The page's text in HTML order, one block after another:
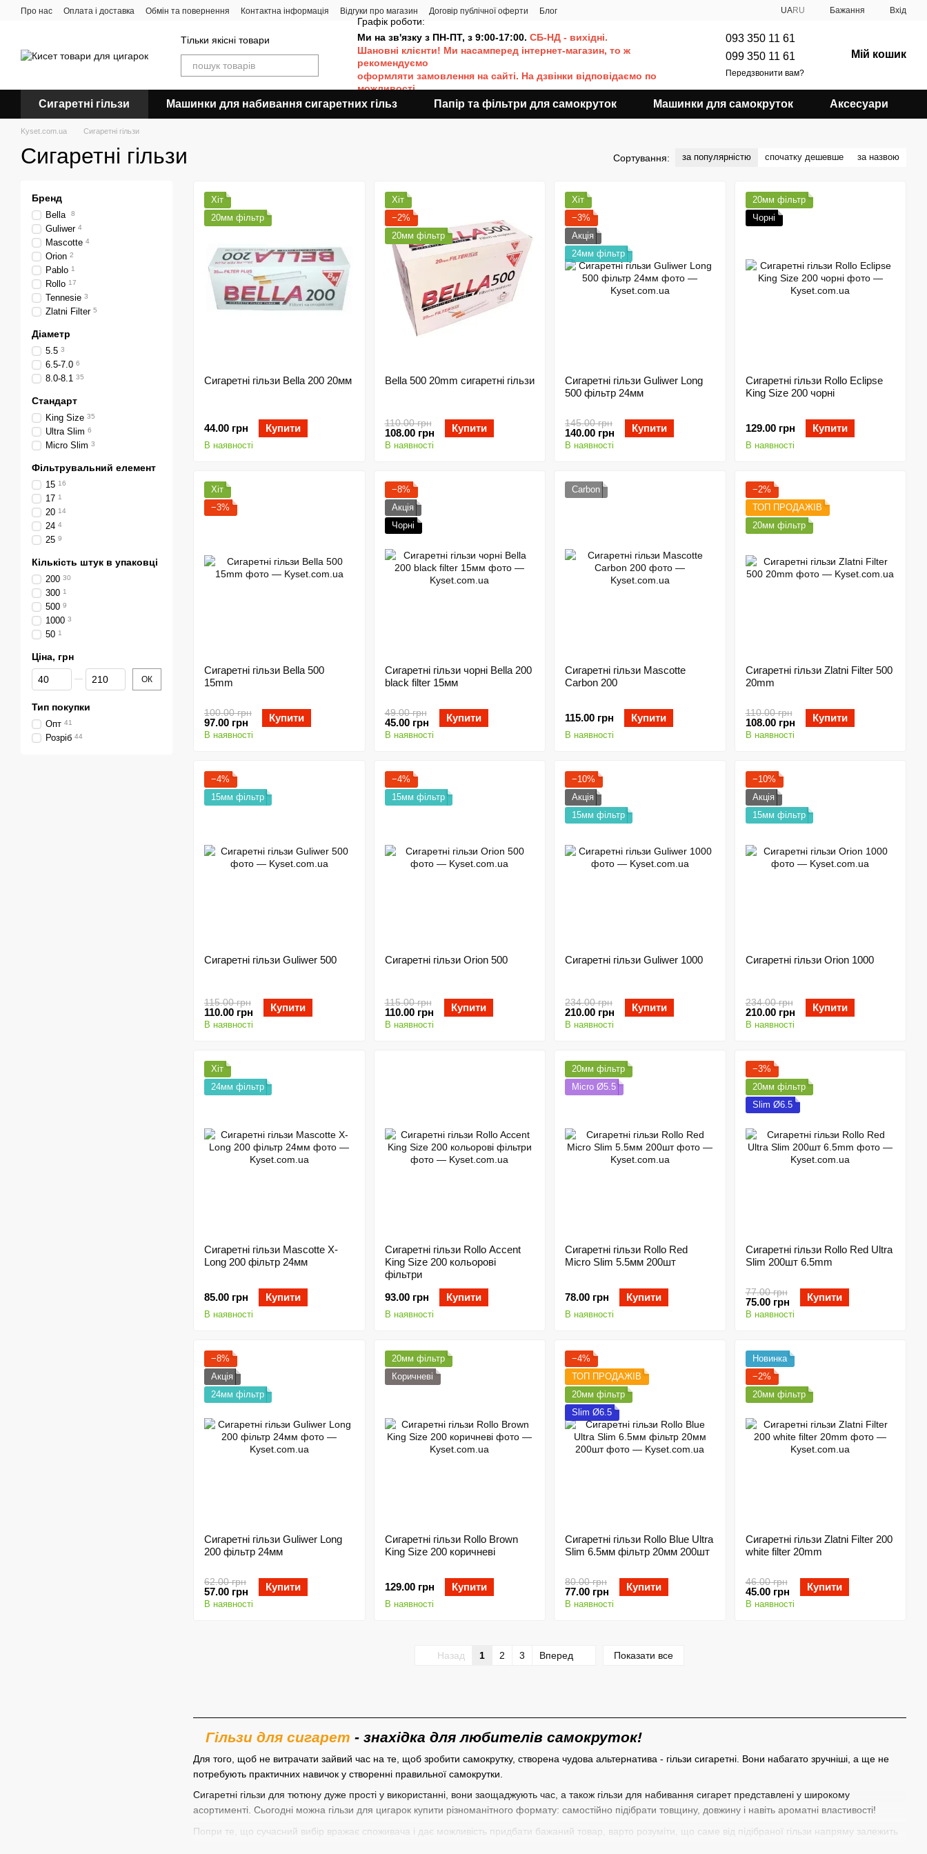
Перейти до основного контенту
Про нас Оплата і доставка Обмін та повернення Контактна інформація Відгуки про магазин Договір публічної оферти Блог UARU Бажання Вхід
Тільки якісні товари
Графік роботи:
Ми на зв'язку з ПН-ПТ, з 9:00-17:00. СБ-НД - вихідні.
Шановні клієнти! Ми насамперед інтернет-магазин, то ж
рекомендуємо
оформляти замовлення на сайті. На дзвінки відповідаємо по
можливості.
093 350 11 61
099 350 11 61
Передзвонити вам?
Мій кошик
Сигаретні гільзи Машинки для набивання сигаретних гільз Папір та фільтри для самокруток Машинки для самокруток Аксесуари
Kyset.com.ua Сигаретні гільзи
Сигаретні гільзи Сортування: за популярністю спочатку дешевше за назвою
Гільзи для сигарет - знахідка для любителів самокруток!
Для того, щоб не витрачати зайвий час на те, щоб зробити самокрутку, створена чудова альтернатива - гільзи сигаретні. Вони набагато зручніші, а ще не
потребують практичних навичок у створенні правильної самокрутки.
Сигаретні гільзи для тютюну дуже прості у використанні, вони заощаджують час, а також гільзи для набивання сигарет представлені у широкому
асортименті. Сьогодні можна гільзи для цигарок купити різноманітного формату: самостійно підібрати товщину, довжину і навіть ароматні властивості!
Попри те, що сучасний вибір вражає споживача і дає можливість придбати бажаний товар, варто розуміти, що саме від підібраної гільзи напряму залежить
Хіт
20мм фільтр
Сигаретні гільзи Bella 200 20мм
44.00 грн Купити
В наявності
Хіт
−2%
20мм фільтр
Bella 500 20mm сигаретні гільзи
110.00 грн
108.00 грн Купити
В наявності
Хіт
−3%
Акція
24мм фільтр
Сигаретні гільзи Guliwer Long
500 фільтр 24мм
145.00 грн
140.00 грн Купити
В наявності
20мм фільтр
Чорні
Сигаретні гільзи Rollo Eclipse
King Size 200 чорні
129.00 грн Купити
В наявності
Хіт
−3%
Сигаретні гільзи Bella 500
15mm
100.00 грн
97.00 грн Купити
В наявності
−8%
Акція
Чорні
Сигаретні гільзи чорні Bella 200
black filter 15мм
49.00 грн
45.00 грн Купити
В наявності
Carbon
Сигаретні гільзи Mascotte
Carbon 200
115.00 грн Купити
В наявності
−2%
ТОП ПРОДАЖІВ
20мм фільтр
Сигаретні гільзи Zlatni Filter 500
20mm
110.00 грн
108.00 грн Купити
В наявності
−4%
15мм фільтр
Сигаретні гільзи Guliwer 500
115.00 грн
110.00 грн Купити
В наявності
−4%
15мм фільтр
Сигаретні гільзи Orion 500
115.00 грн
110.00 грн Купити
В наявності
−10%
Акція
15мм фільтр
Сигаретні гільзи Guliwer 1000
234.00 грн
210.00 грн Купити
В наявності
−10%
Акція
15мм фільтр
Сигаретні гільзи Orion 1000
234.00 грн
210.00 грн Купити
В наявності
Хіт
24мм фільтр
Сигаретні гільзи Mascotte X-
Long 200 фільтр 24мм
85.00 грн Купити
В наявності
Сигаретні гільзи Rollo Accent
King Size 200 кольорові
фільтри
93.00 грн
Купити
В наявності
20мм фільтр
Micro Ø5.5
Сигаретні гільзи Rollo Red
Micro Slim 5.5мм 200шт
78.00 грн Купити
В наявності
−3%
20мм фільтр
Slim Ø6.5
Сигаретні гільзи Rollo Red Ultra
Slim 200шт 6.5mm
77.00 грн
75.00 грн Купити
В наявності
−8%
Акція
24мм фільтр
Сигаретні гільзи Guliwer Long
200 фільтр 24мм
62.00 грн
57.00 грн Купити
В наявності
20мм фільтр
Коричневі
Сигаретні гільзи Rollo Brown
King Size 200 коричневі
129.00 грн Купити
В наявності
−4%
ТОП ПРОДАЖІВ
20мм фільтр
Slim Ø6.5
Сигаретні гільзи Rollo Blue Ultra
Slim 6.5мм фільтр 20мм 200шт
80.00 грн
77.00 грн Купити
В наявності
Новинка
−2%
20мм фільтр
Сигаретні гільзи Zlatni Filter 200
white filter 20mm
46.00 грн
45.00 грн Купити
В наявності
Назад 1 2 3 Вперед Показати все
Бренд
Bella 8
Guliwer 4
Mascotte 4
Orion 2
Pablo 1
Rollo 17
Tennesie 3
Zlatni Filter 5
Діаметр
5.5 3
6.5-7.0 6
8.0-8.1 35
Стандарт
King Size 35
Ultra Slim 6
Micro Slim 3
Фільтрувальний елемент
15 16
17 1
20 14
24 4
25 9
Кількість штук в упаковці
200 30
300 1
500 9
1000 3
50 1
Ціна, грн
Від Ціна, грн
До Ціна, грн ОК
Тип покупки
Опт 41
Розріб 44